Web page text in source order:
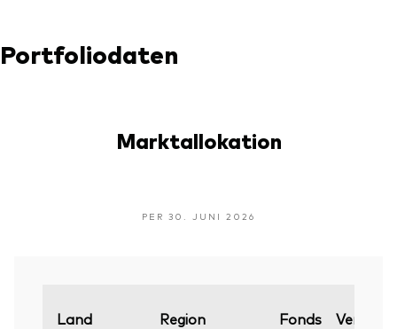
Portfoliodaten
Marktallokation
PER 30. JUNI 2026
Land Region Fonds